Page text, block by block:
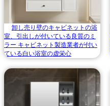
卸し売り壁のキャビネットの浴
室、引出しが付いている良質のミ
ラー キャビネット製造業者が付い
ている白い浴室の虚栄心